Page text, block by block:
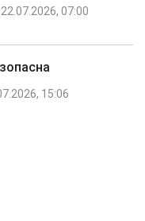
22.07.2026, 07:00
15:06